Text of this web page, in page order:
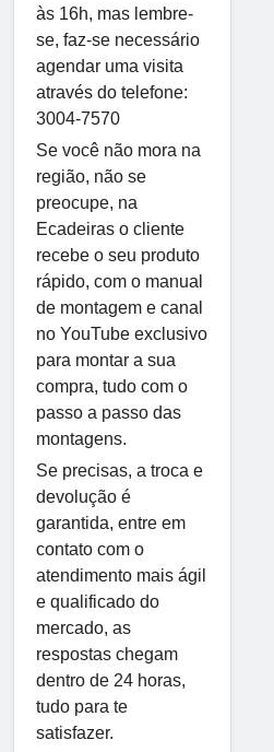
às 16h, mas lembre-
se, faz-se necessário
agendar uma visita
através do telefone:
3004-7570
Se você não mora na
região, não se
preocupe, na
Ecadeiras o cliente
recebe o seu produto
rápido, com o manual
de montagem e canal
no YouTube exclusivo
para montar a sua
compra, tudo com o
passo a passo das
montagens.
Se precisas, a troca e
devolução é
garantida, entre em
contato com o
atendimento mais ágil
e qualificado do
mercado, as
respostas chegam
dentro de 24 horas,
tudo para te
satisfazer.